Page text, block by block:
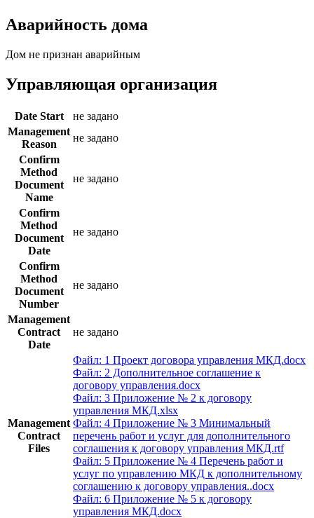
Аварийность дома
Дом не признан аварийным
Управляющая организация
Date Start
не задано
Management
Reason
не задано
Confirm
Method
Document
Name
не задано
Confirm
Method
Document
Date
не задано
Confirm
Method
Document
Number
не задано
Management
Contract
Date
не задано
Management
Contract
Files
Файл: 1 Проект договора управления МКД.docx
Файл: 2 Дополнительное соглашение к
договору управления.docx
Файл: 3 Приложение № 2 к договору
управления МКД.xlsx
Файл: 4 Приложение № 3 Минимальный
перечень работ и услуг для дополнительного
соглашения к договору управления МКД.rtf
Файл: 5 Приложение № 4 Перечень работ и
услуг по управлению МКД к дополнительному
соглашению к договору управления..docx
Файл: 6 Приложение № 5 к договору
управления МКД.docx